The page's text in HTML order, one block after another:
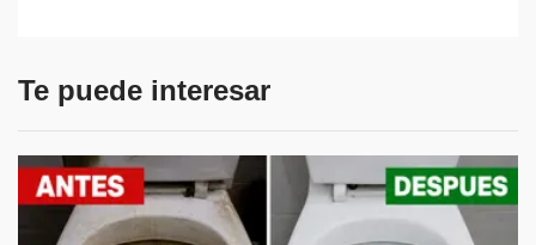
Te puede interesar